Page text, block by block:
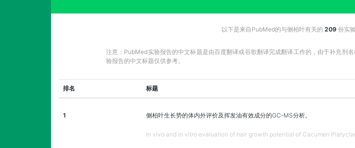
以下是来自PubMed的与侧柏叶有关的 209份实
注意：PubMed实验报告的中文标题是由百度翻译或谷歌翻译完成翻译工作的，由于补充剂
验报告的中文标题仅供参考。
排名 标题
1 侧柏叶生长势的体内外评价及挥发油有效成分的GC-MS分析。
In vivo and in vitro evaluation of hair growth potential of Cacumen